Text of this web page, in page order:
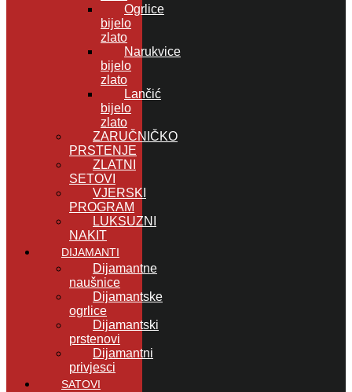
Ogrlice
bijelo
zlato
Narukvice
bijelo
zlato
Lančić
bijelo
zlato
ZARUČNIČKO
PRSTENJE
ZLATNI
SETOVI
VJERSKI
PROGRAM
LUKSUZNI
NAKIT
DIJAMANTI
Dijamantne
naušnice
Dijamantske
ogrlice
Dijamantski
prstenovi
Dijamantni
privjesci
SATOVI